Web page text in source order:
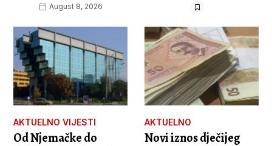
August 8, 2026
AKTUELNO VIJESTI
Od Njemačke do
AKTUELNO
Novi iznos dječijeg